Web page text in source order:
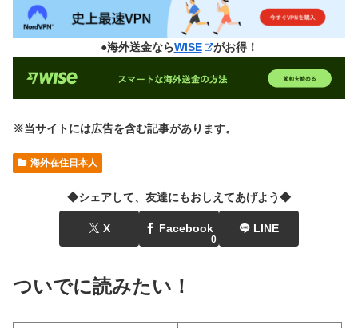
●海外送金ならWISE がお得！
※当サイトには広告を含む記事があります。
海外在住日本人
◆シェアして、友達にもおしえてあげよう◆
X Facebook
0
LINE
ついでに読みたい！